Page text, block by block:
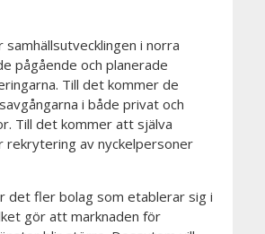
samhällsutvecklingen i norra
pågående och planerade
Till det kommer de
i både privat och
Till det kommer att själva
rekrytering av nyckelpersoner
det fler bolag som etablerar sig i
gör att marknaden för